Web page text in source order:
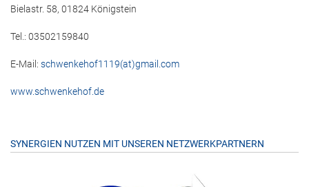
Bielastr. 58, 01824 Königstein
Tel.: 03502159840
E-Mail: schwenkehof1119(at)gmail.com
www.schwenkehof.de
SYNERGIEN NUTZEN MIT UNSEREN NETZWERKPARTNERN